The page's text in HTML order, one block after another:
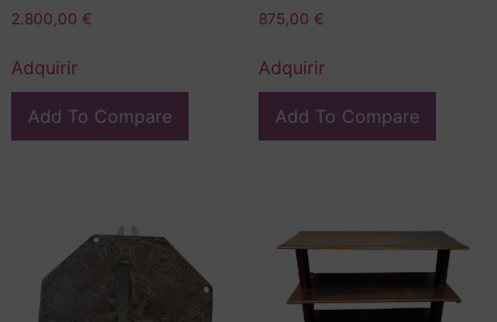
2.800,00 €
Adquirir
Add To Compare
875,00 €
Adquirir
Add To Compare